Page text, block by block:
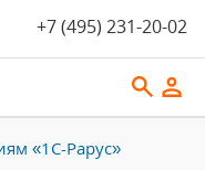
+7 (495) 231-20-02
«1С-Рарус»